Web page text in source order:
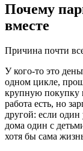
Почему
вместе
Причина почти
У кого-то это
одном цикле,
крупную покупку
работа есть, но
другой: если один
дома один с
хотя бы сама